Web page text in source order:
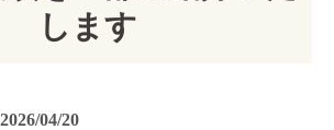
します
2026/04/20